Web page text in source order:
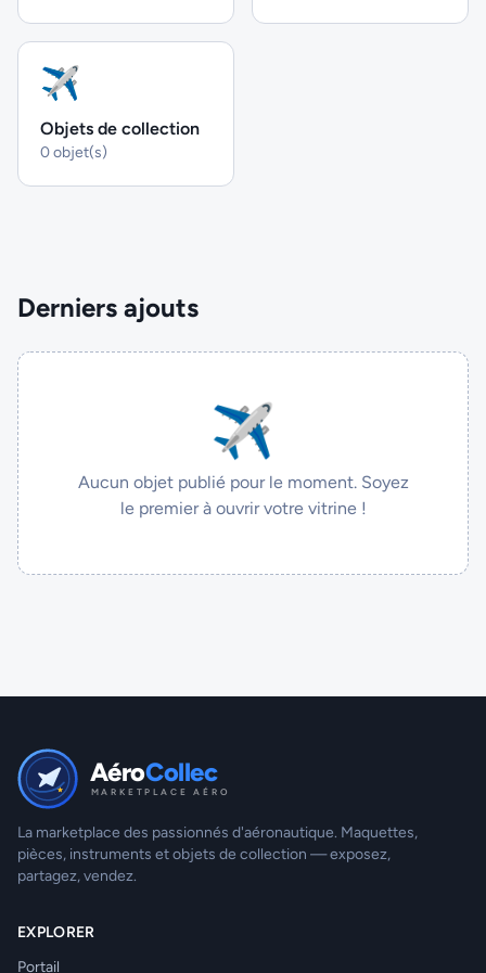
✈
Objets de collection
0 objet(s)
Derniers ajouts
✈
Aucun objet publié pour le moment. Soyez
le premier à ouvrir votre vitrine !
AéroCollec
MARKETPLACE AÉRO
La marketplace des passionnés d'aéronautique. Maquettes,
pièces, instruments et objets de collection — exposez,
partagez, vendez.
EXPLORER
Portail